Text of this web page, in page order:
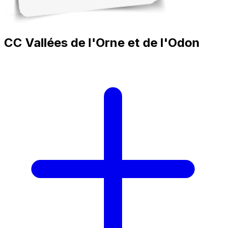
CC Vallées de l'Orne et de l'Odon